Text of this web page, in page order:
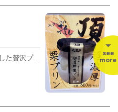
笠間の栗をたっぷり44%使用した贅沢プリン 本商品は冷凍品です 解凍後は当日中にお召し上がりください
see
more